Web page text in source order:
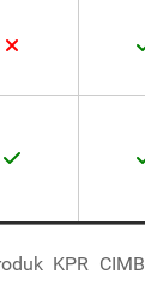
KPR CIMB